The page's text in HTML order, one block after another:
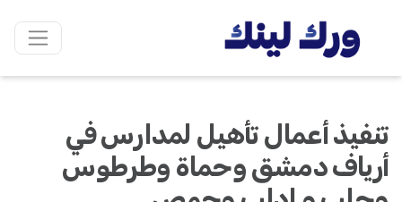
تنفيذ أعمال تأهيل لمدارس في
أرياف دمشق وحماة وطرطوس